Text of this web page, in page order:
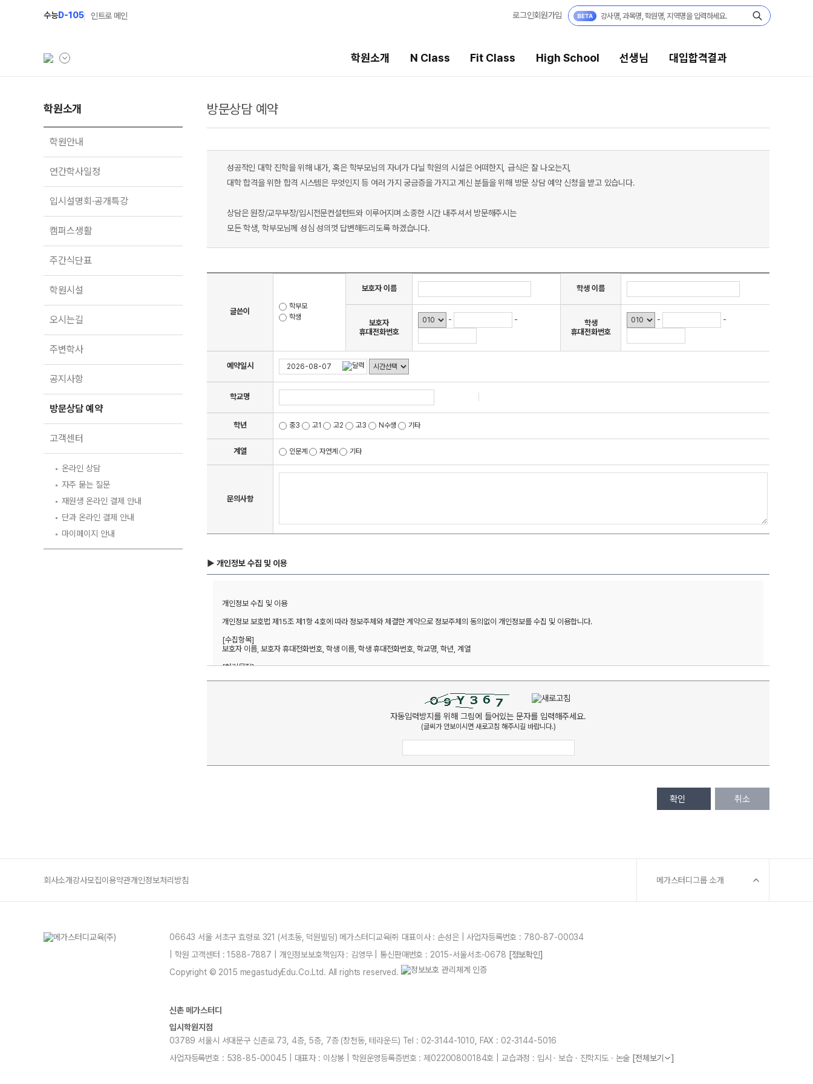
수능D-105 인트로 메인 로그인회원가입
학원소개 N Class Fit Class High School 선생님 대입합격결과
학원소개
학원안내
연간학사일정
캠퍼스생활
주간식단표
학원시설
오시는길
주변학사
공지사항
방문상담 예약
고객센터
재원생 온라인 결제 안내
단과 온라인 결제 안내
마이페이지 안내
2027 N수 정규반
2027 N수 예체능반
2027 정시대비반
2027 파이널 정규반
N
2027 윈터스쿨
N
7월 단과
학습 콘텐츠
ALPHA 모의고사
통합사회·과학 학평 대비
2026 수능 적중 문항
재원생 혜택
재원생 통합회원인증
메가 스마트 리포트
학원소개
학원안내
연간학사일정
입시설명회·공개특강
캠퍼스생활
주간식단표
학원시설
오시는길
주변학사
공지사항
방문상담 예약
고객센터
온라인 상담
자주 묻는 질문
재원생 온라인 결제 안내
단과 온라인 결제 안내
마이페이지 안내
방문상담 예약
성공적인 대학 진학을 위해 내가, 혹은 학부모님의 자녀가 다닐 학원의 시설은 어떠한지, 급식은 잘 나오는지,
대학 합격을 위한 합격 시스템은 무엇인지 등 여러 가지 궁금증을 가지고 계신 분들을 위해 방문 상담 예약 신청을 받고 있습니다.
상담은 원장/교무부장/입시전문컨설턴트와 이루어지며 소중한 시간 내주셔서 방문해주시는
모든 학생, 학부모님께 성심 성의껏 답변해드리도록 하겠습니다.
글쓴이
학부모
학생
보호자 이름 학생 이름
보호자
휴대전화번호
- -
학생
휴대전화번호
- -
예약일시
학교명
학년 중3 고1 고2 고3 N수생 기타
계열 인문계 자연계 기타
문의사항
▶ 개인정보 수집 및 이용
개인정보 수집 및 이용
개인정보 보호법 제15조 제1항 4호에 따라 정보주체와 체결한 계약으로 정보주체의 동의없이 개인정보를 수집 및 이용합니다.
[수집항목]
보호자 이름, 보호자 휴대전화번호, 학생 이름, 학생 휴대전화번호, 학교명, 학년, 계열
[처리목적]
자동입력방지를 위해 그림에 들어있는 문자를 입력해주세요.
(글씨가 안보이시면 새로고침 해주시길 바랍니다.)
확인 취소
회사소개강사모집이용약관개인정보처리방침 메가스터디그룹 소개
06643 서울 서초구 효령로 321 (서초동, 덕원빌딩) 메가스터디교육㈜ 대표이사 : 손성은 | 사업자등록번호 : 780-87-00034
| 학원 고객센터 : 1588-7887 | 개인정보보호책임자 : 김영무 | 통신판매번호 : 2015-서울서초-0678 [정보확인]
Copyright © 2015 megastudyEdu.Co.Ltd. All rights reserved.
신촌 메가스터디
입시학원지점
03789 서울시 서대문구 신촌로 73, 4층, 5층, 7층 (창천동, 테라운드) Tel : 02-3144-1010, FAX : 02-3144-5016
사업자등록번호 : 538-85-00045 | 대표자 : 이상봉 | 학원운영등록증번호 : 제02200800184호 | 교습과정 : 입시 · 보습 · 진학지도 · 논술 [전체보기 ]